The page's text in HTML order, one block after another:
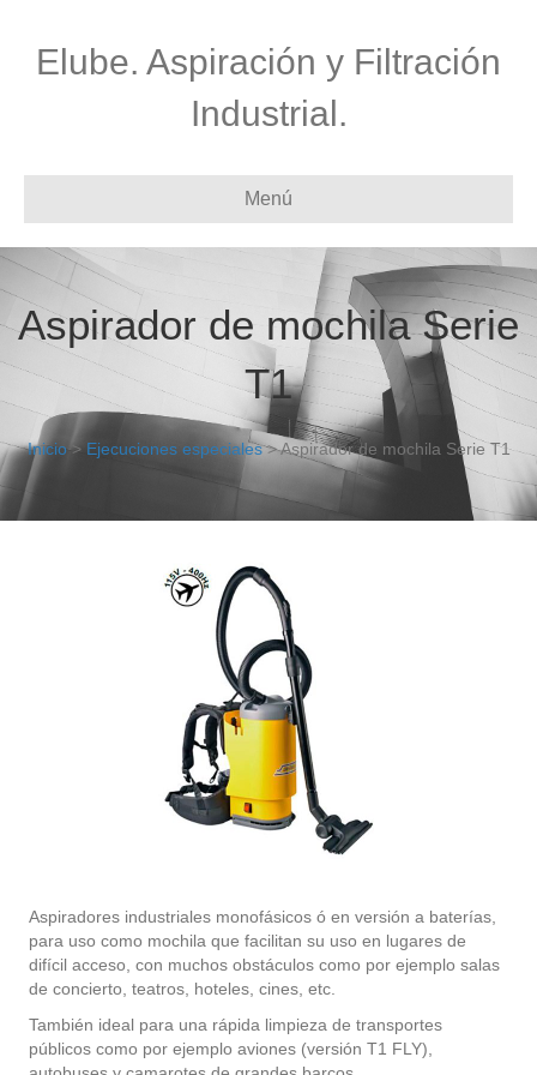
Elube. Aspiración y Filtración
Industrial.
Menú
Aspirador de mochila Serie
T1
Inicio> Ejecuciones especiales> Aspirador de mochila Serie T1
Aspiradores industriales monofásicos ó en versión a baterías,
para uso como mochila que facilitan su uso en lugares de
difícil acceso, con muchos obstáculos como por ejemplo salas
de concierto, teatros, hoteles, cines, etc.
También ideal para una rápida limpieza de transportes
públicos como por ejemplo aviones (versión T1 FLY),